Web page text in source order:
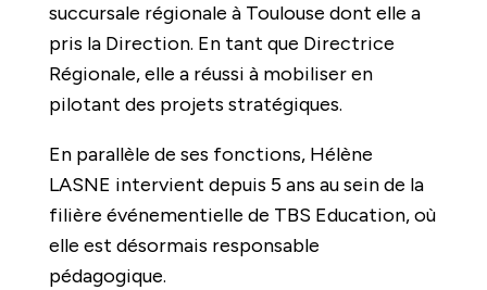
succursale régionale à Toulouse dont elle a
pris la Direction. En tant que Directrice
Régionale, elle a réussi à mobiliser en
pilotant des projets stratégiques.
En parallèle de ses fonctions, Hélène
LASNE intervient depuis 5 ans au sein de la
filière événementielle de TBS Education, où
elle est désormais responsable
pédagogique.